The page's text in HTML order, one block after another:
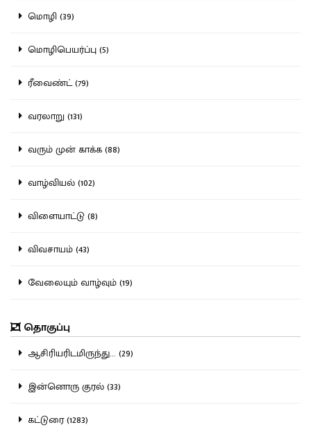
மொழி (39)
மொழிபெயர்ப்பு (5)
ரீவைண்ட் (79)
வரலாறு (131)
வரும் முன் காக்க (88)
வாழ்வியல் (102)
விளையாட்டு (8)
விவசாயம் (43)
வேலையும் வாழ்வும் (19)
தொகுப்பு
ஆசிரியரிடமிருந்து... (29)
இன்னொரு குரல் (33)
கட்டுரை (1283)